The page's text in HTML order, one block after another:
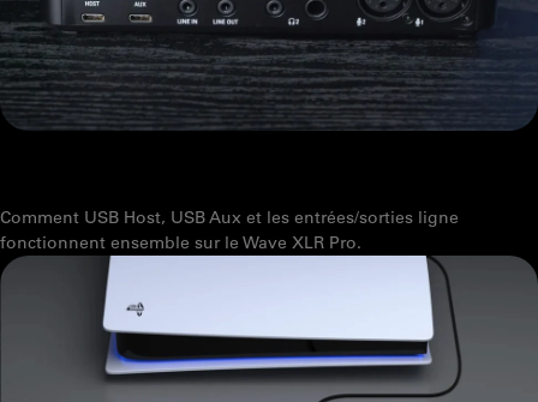
Comment USB Host, USB Aux et les entrées/sorties ligne
fonctionnent ensemble sur le Wave XLR Pro.